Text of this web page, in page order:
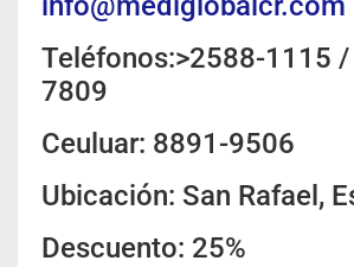
Teléfonos:>2588-1115
7809
Ceuluar: 8891-9506
Ubicación: San Rafael,
Descuento: 25%